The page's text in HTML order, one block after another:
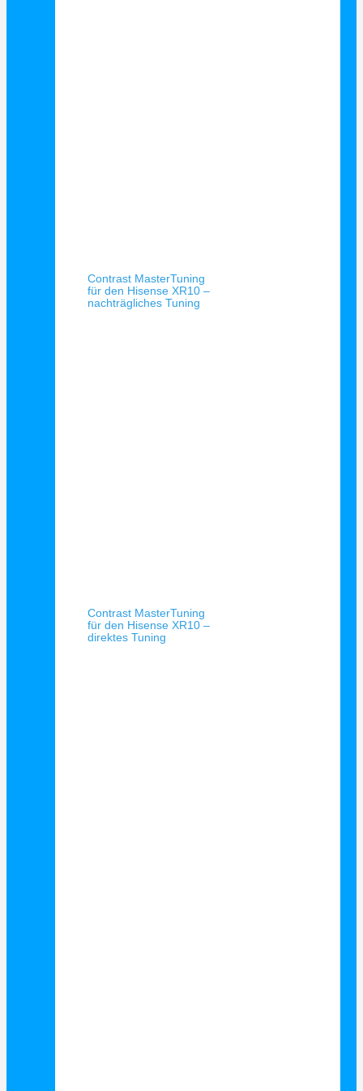
Contrast MasterTuning
für den Hisense XR10 –
nachträgliches Tuning
Contrast MasterTuning
für den Hisense XR10 –
direktes Tuning